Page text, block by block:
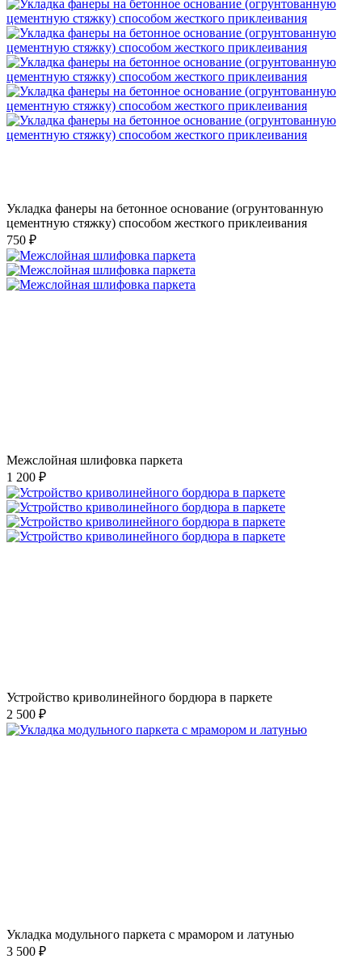
Укладка фанеры на бетонное основание (огрунтованную
цементную стяжку) способом жесткого приклеивания
750 ₽
Межслойная шлифовка паркета
1 200 ₽
Устройство криволинейного бордюра в паркете
2 500 ₽
Укладка модульного паркета с мрамором и латунью
3 500 ₽